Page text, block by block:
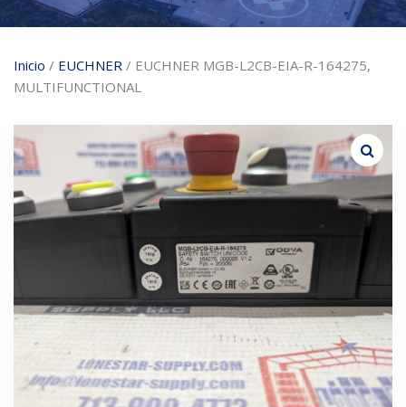
Inicio / EUCHNER / EUCHNER MGB-L2CB-EIA-R-164275,
MULTIFUNCTIONAL